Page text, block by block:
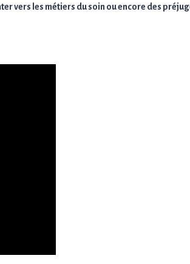
vers les métiers du soin ou encore des